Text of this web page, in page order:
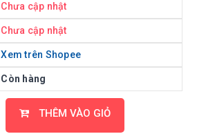
Chưa cập nhật
Chưa cập nhật
Xem trên Shopee
Còn hàng
THÊM VÀO GIỎ